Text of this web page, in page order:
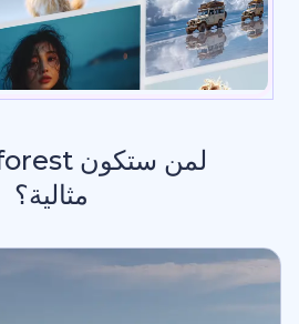
لمن ستكون Renderforest